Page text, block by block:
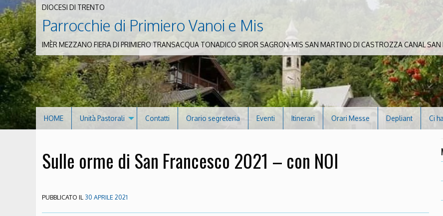
DIOCESI DI TRENTO
Parrocchie di Primiero Vanoi e Mis
IMÈR MEZZANO FIERA DI PRIMIERO TRANSACQUA TONADICO SIROR SAGRON-MIS SAN MARTINO DI CASTROZZA CANAL
HOME Unità Pastorali Contatti Orario segreteria Eventi Itinerari Orari Messe Depliant Ci
Sulle orme di San Francesco 2021 – con NOI
PUBBLICATO IL 30 APRILE 2021